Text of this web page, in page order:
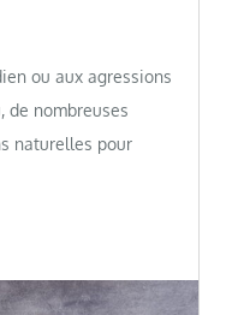
ou aux agressions
de nombreuses
naturelles pour